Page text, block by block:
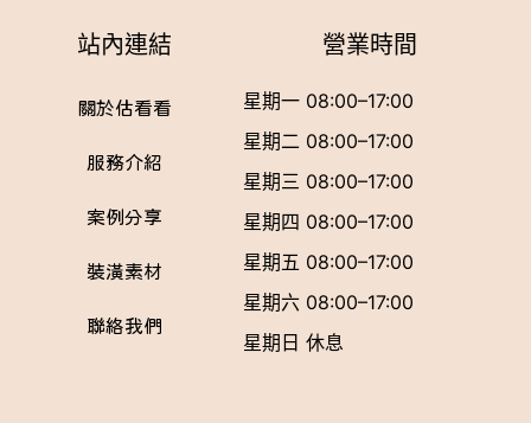
站內連結
關於估看看
服務介紹
案例分享
裝潢素材
聯絡我們
營業時間
星期一 08:00–17:00
星期二 08:00–17:00
星期三 08:00–17:00
星期四 08:00–17:00
星期五 08:00–17:00
星期六 08:00–17:00
星期日 休息